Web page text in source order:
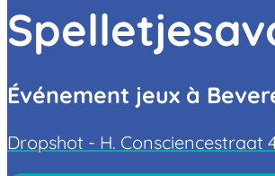
Événement jeux à
Dropshot - H. Consciencestraat